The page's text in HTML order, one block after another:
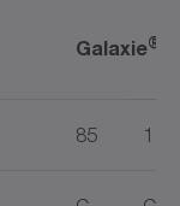
Galaxie®
85​ 110